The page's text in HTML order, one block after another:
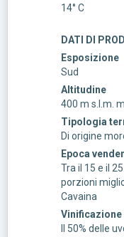
14° C
DATI DI
Esposizione
Sud
Altitudine
400 m s.l.m. m
Tipologia
Di origine
Epoca
Tra il 15 e il
porzioni
Cavaina
Vinificazione
Il 50% delle